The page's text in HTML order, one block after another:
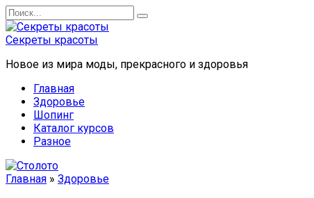
Перейти
к
содержанию
Search
for:
Секреты красоты
Новое из мира моды, прекрасного и здоровья
Главная
Здоровье
Шопинг
Каталог курсов
Разное
Главная » Здоровье